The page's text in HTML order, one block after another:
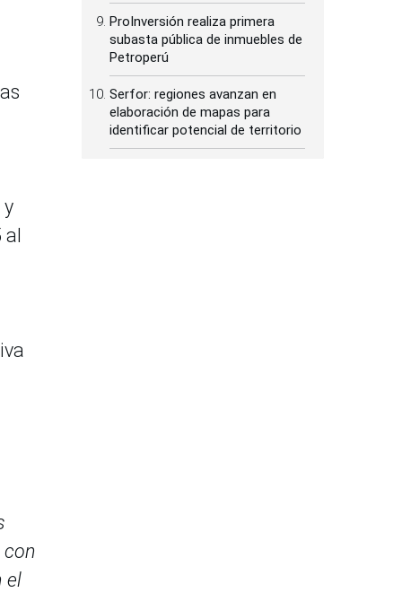
y
al
el
ProInversión realiza primera
subasta pública de inmuebles de
Petroperú
Serfor: regiones avanzan en
elaboración de mapas para
identificar potencial de territorio